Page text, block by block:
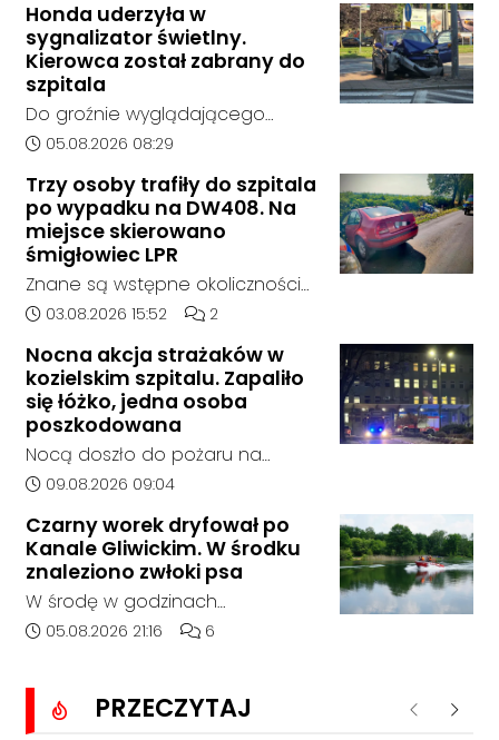
Kędzierzynie-Koźlu zakończył się
bez rozstrzygnięcia. Mimo
wcześniejszego zainteresowania
terenem ze strony sieci Dino, do
postępowania nie zgłosił się
żaden oferent.
Honda uderzyła w
sygnalizator świetlny.
Kierowca został zabrany do
szpitala
Do groźnie wyglądającego
zdarzenia drogowego doszło w
godziny 6:30 kierujący
samochodem marki Honda
zjechał z drogi i uderzył w
sygnalizator świetlny.
Data dodania artykułu:
05.08.2026 08:29
Trzy osoby trafiły do szpitala
po wypadku na DW408. Na
miejsce skierowano
śmigłowiec LPR
Znane są wstępne okoliczności
zdarzenia drogowego, do
14:30 na drodze wojewódzkiej nr
408 pomiędzy Starym Koźlem a
Bierawą.
Data dodania artykułu:
03.08.2026 15:52 Liczba komentarzy artykułu:
2
Nocna akcja strażaków w
kozielskim szpitalu. Zapaliło
się łóżko, jedna osoba
poszkodowana
Nocą doszło do pożaru na
jednym z oddziałów szpitala w
łóżko, a ogień szybko został
opanowany przez strażaków.
Jedna osoba została
poszkodowana i otrzymała
pomoc na miejscu.
Data dodania artykułu:
09.08.2026 09:04
Czarny worek dryfował po
Kanale Gliwickim. W środku
znaleziono zwłoki psa
W środę w godzinach
popołudniowych służby zostały
Gliwicki po zgłoszeniu od
zaniepokojonego świadka.
Data dodania artykułu:
05.08.2026 21:16 Liczba komentarzy artykułu:
6
PRZECZYTAJ Poprzednie